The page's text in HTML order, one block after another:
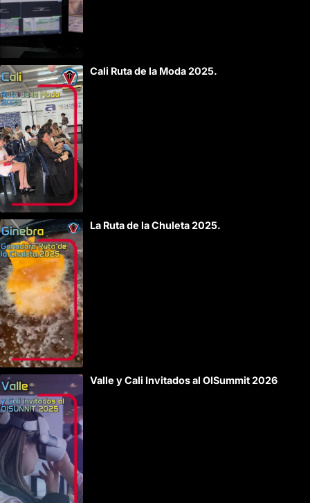
Cali Ruta de la Moda 2025.
La Ruta de la Chuleta 2025.
Valle y Cali Invitados al OISummit 2026